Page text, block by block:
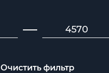
Очистить фильтр